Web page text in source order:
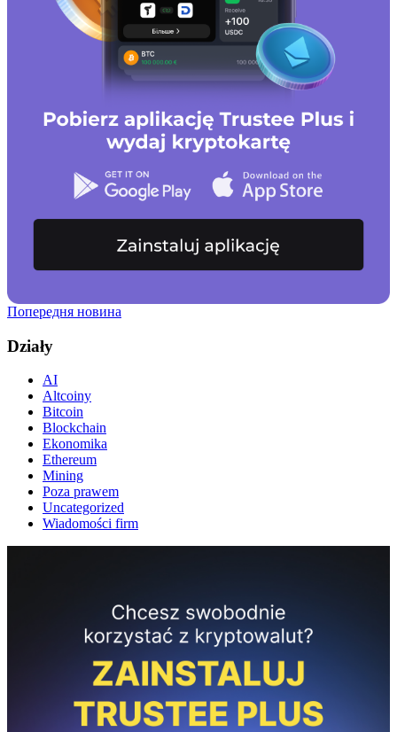
Попередня новина
Działy
AI
Altcoiny
Bitcoin
Blockchain
Ekonomika
Ethereum
Mining
Poza prawem
Uncategorized
Wiadomości firm